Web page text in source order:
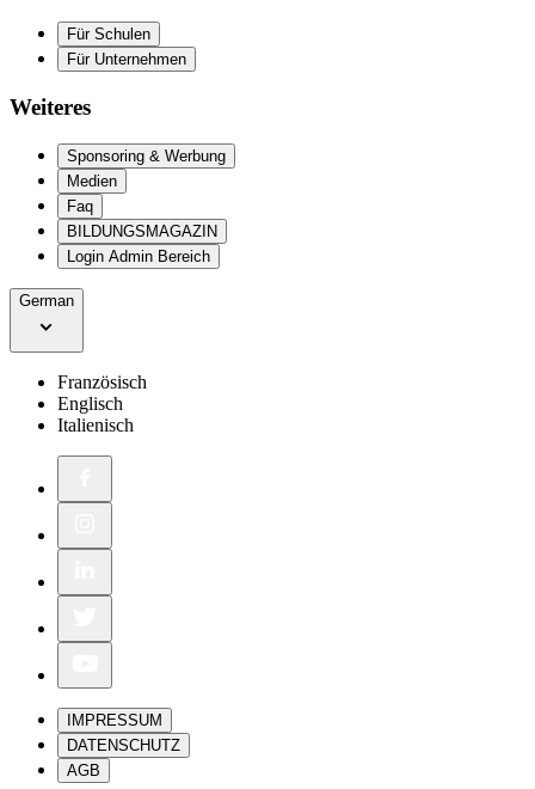
Für Schulen
Für Unternehmen
Weiteres
Sponsoring & Werbung
Medien
Faq
BILDUNGSMAGAZIN
Login Admin Bereich
German
Französisch
Englisch
Italienisch
IMPRESSUM
DATENSCHUTZ
AGB